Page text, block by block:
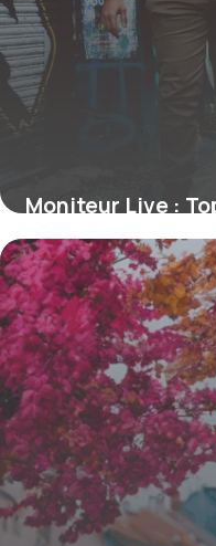
Moniteur Live :
16 juin 2026